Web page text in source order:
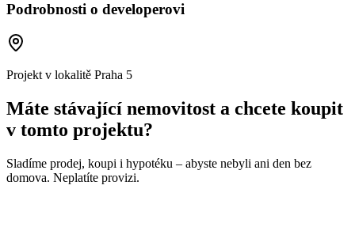
Podrobnosti o developerovi
Projekt v lokalitě Praha 5
Máte stávající nemovitost a chcete koupit
v tomto projektu?
Sladíme prodej, koupi i hypotéku – abyste nebyli ani den bez
domova. Neplatíte provizi.